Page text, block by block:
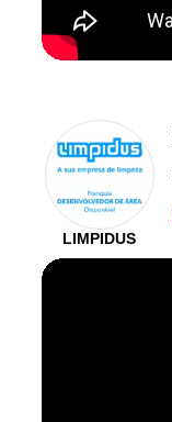
LIMPIDUS